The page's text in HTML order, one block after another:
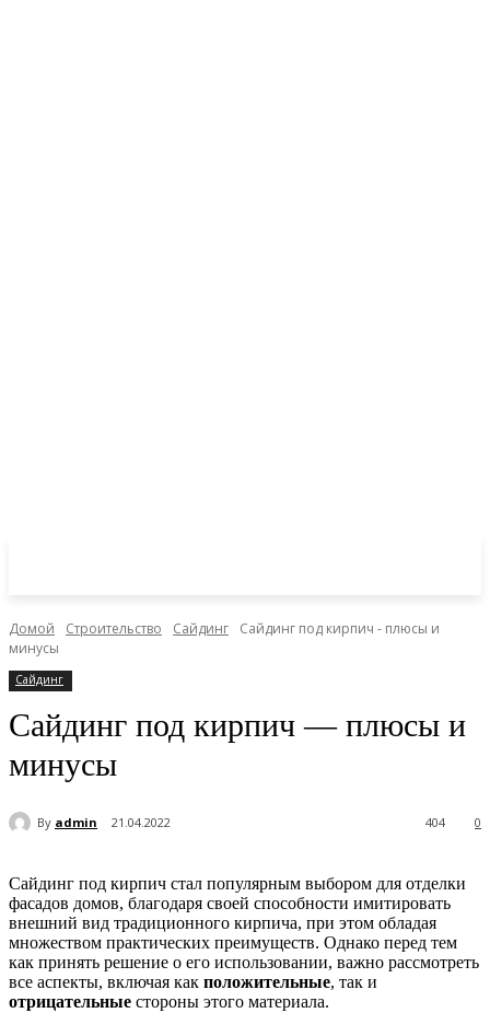
Домой Строительство Сайдинг
Сайдинг под кирпич - плюсы и
минусы
Сайдинг
Сайдинг под кирпич — плюсы и
минусы
By admin 21.04.2022 0
404
Сайдинг под кирпич стал популярным выбором для отделки
фасадов домов, благодаря своей способности имитировать
внешний вид традиционного кирпича, при этом обладая
множеством практических преимуществ. Однако перед тем
как принять решение о его использовании, важно рассмотреть
все аспекты, включая как положительные, так и
отрицательные стороны этого материала.